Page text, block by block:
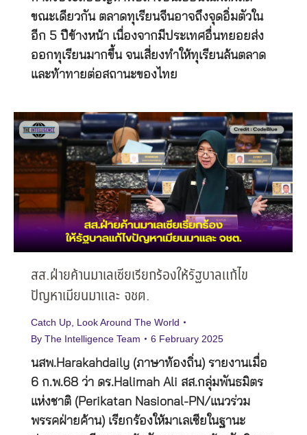
ขณะเดียวกัน ตลาดทุเรียนจีนอาจถึงจุดอิ่มตัวใน
อีก 5 ปีข้างหน้า เนื่องจากมีประเทศอื่นทยอยส่ง
ออกทุเรียนมากขึ้น จนเสี่ยงทำให้ทุเรียนล้นตลาด
และท้าทายต่อสถานะของไทย
สส.ฝ่ายค้านมาเลเซียเรียกร้องให้รัฐบาลแก้ไข
ปัญหาเมียนมาและ จชต.
Catch Up Look Around The World
By The Intelligence Team 6 February 2025
นสพ.Harakahdaily (ภาษาท้องถิ่น) รายงานเมื่อ
6 ก.พ.68 ว่า ดร.Halimah Ali สส.กลุ่มพันธมิตร
แห่งชาติ (Perikatan Nasional-PN/แนวร่วม
พรรคฝ่ายค้าน) เรียกร้องให้มาเลเซียในฐานะ